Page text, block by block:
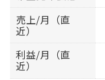
売上/月（直
近）
利益/月（直
近）